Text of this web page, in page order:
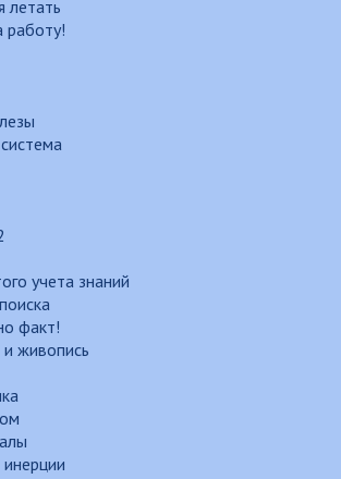
летать
работу!
учета знаний
факт!
и живопись